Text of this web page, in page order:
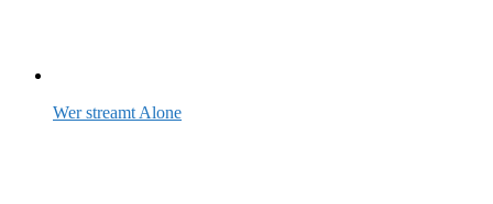
Wer streamt Alone